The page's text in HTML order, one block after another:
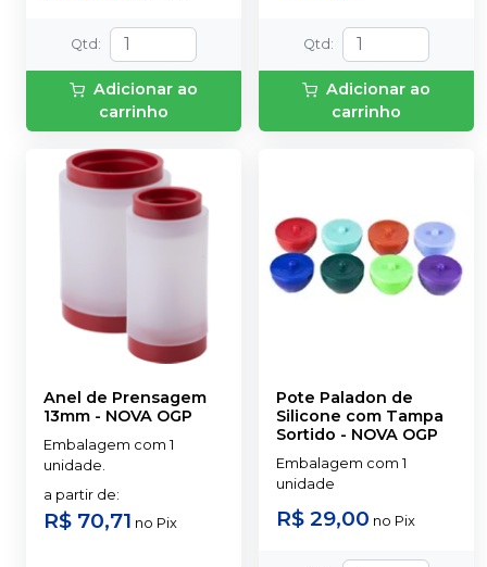
Qtd :
Adicionar ao
carrinho
Qtd :
Adicionar ao
carrinho
Anel de Prensagem
13mm - NOVA OGP
Embalagem com 1
unidade.
a partir de:
R$ 70,71 no Pix
Pote Paladon de
Silicone com Tampa
Sortido - NOVA OGP
Embalagem com 1
unidade
R$ 29,00 no Pix